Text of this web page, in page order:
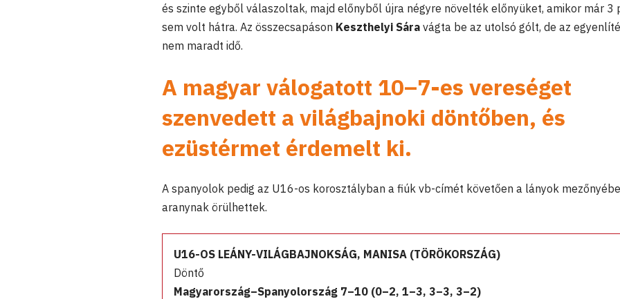
és szinte egyből válaszoltak, majd előnyből újra négyre növelték előnyüket, amikor már 3
sem volt hátra. Az összecsapáson Keszthelyi Sára vágta be az utolsó gólt, de az
nem maradt idő.
A magyar válogatott 10–7-es vereséget
szenvedett a világbajnoki döntőben, és
ezüstérmet érdemelt ki.
A spanyolok pedig az U16-os korosztályban a fiúk vb-címét követően a lányok
aranynak örülhettek.
U16-OS LEÁNY-VILÁGBAJNOKSÁG, MANISA (TÖRÖKORSZÁG)
Döntő
Magyarország–Spanyolország 7–10 (0–2, 1–3, 3–3, 3–2)